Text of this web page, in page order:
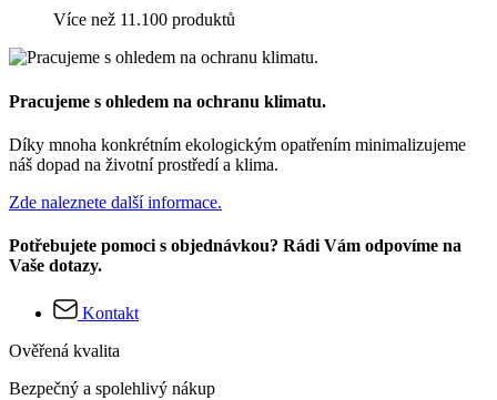
Více než 11.100 produktů
Pracujeme s ohledem na ochranu klimatu.
Díky mnoha konkrétním ekologickým opatřením minimalizujeme
náš dopad na životní prostředí a klima.
Zde naleznete další informace.
Potřebujete pomoci s objednávkou? Rádi Vám odpovíme na
Vaše dotazy.
Kontakt
Ověřená kvalita
Bezpečný a spolehlivý nákup